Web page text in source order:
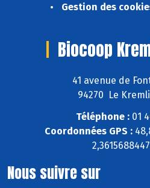
Gestion des
Biocoop
41 avenue de
94270 Le
Téléphone : 01
Coordonnées GPS :
Nous suivre sur